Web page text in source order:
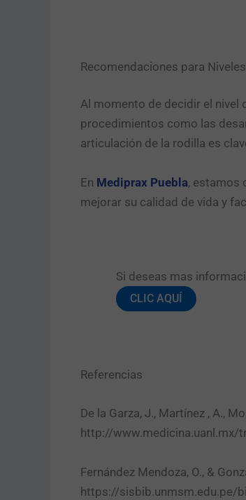
Recomendaciones para
Al momento de decidir el nivel
procedimientos como las
articulación de la rodilla es
En Mediprax Puebla, estamos
mejorar su calidad de vida y
Si deseas mas
CLIC AQUÍ
Referencias
De la Garza, J., Martínez , A.,
http://
Fernández Mendoza, O., &
https://sisbib.unmsm.edu.pe/